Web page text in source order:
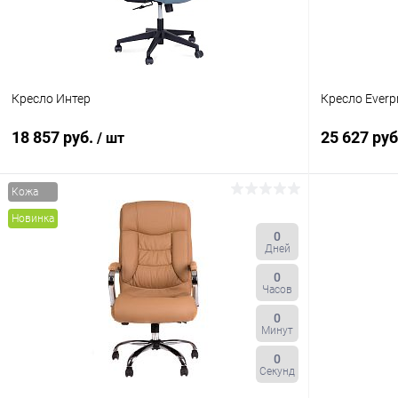
Кресло Интер
18 857 руб. / шт
В корзину
К сравнению
В наличии
Кресло
25 627
Купить в
Кожа
Новинка
0
Дней
0
Часов
0
Минут
0
Секунд